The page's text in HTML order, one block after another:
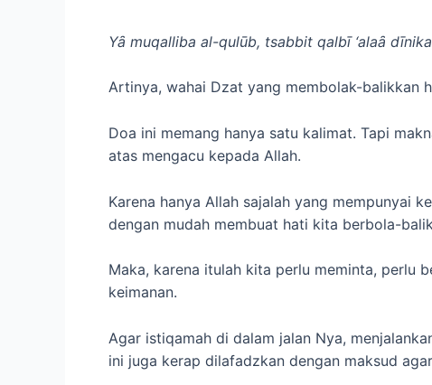
Yȃ muqalliba al-qulūb, tsabbit qalbī ‘alaȃ dīnika
Artinya, wahai Dzat yang membolak-balikkan
Doa ini memang hanya satu kalimat. Tapi
atas mengacu kepada Allah.
Karena hanya Allah sajalah yang mempunyai
dengan mudah membuat hati kita berbola-
Maka, karena itulah kita perlu meminta, perlu
keimanan.
Agar istiqamah di dalam jalan Nya,
ini juga kerap dilafadzkan dengan maksud